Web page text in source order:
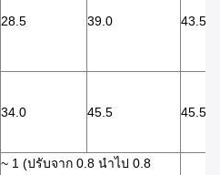
28.5 39.0 43.5
34.0 45.5 45.5
~ 1 (ปรับจาก 0.8 นําไป 0.8